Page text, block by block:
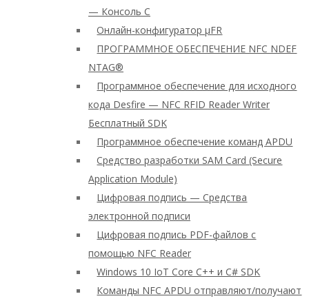
— Консоль C
Онлайн-конфигуратор μFR
ПРОГРАММНОЕ ОБЕСПЕЧЕНИЕ NFC NDEF
NTAG®
Программное обеспечение для исходного
кода Desfire — NFC RFID Reader Writer
Бесплатный SDK
Программное обеспечение команд APDU
Средство разработки SAM Card (Secure
Application Module)
Цифровая подпись — Средства
электронной подписи
Цифровая подпись PDF-файлов с
помощью NFC Reader
Windows 10 IoT Core C++ и C# SDK
Команды NFC APDU отправляют/получают